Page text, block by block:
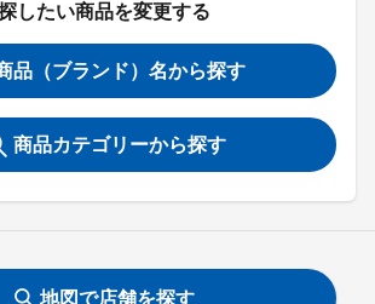
したい商品を変更する
品（ブランド）名から探す
商品カテゴリーから探す
地図で店舗を探す